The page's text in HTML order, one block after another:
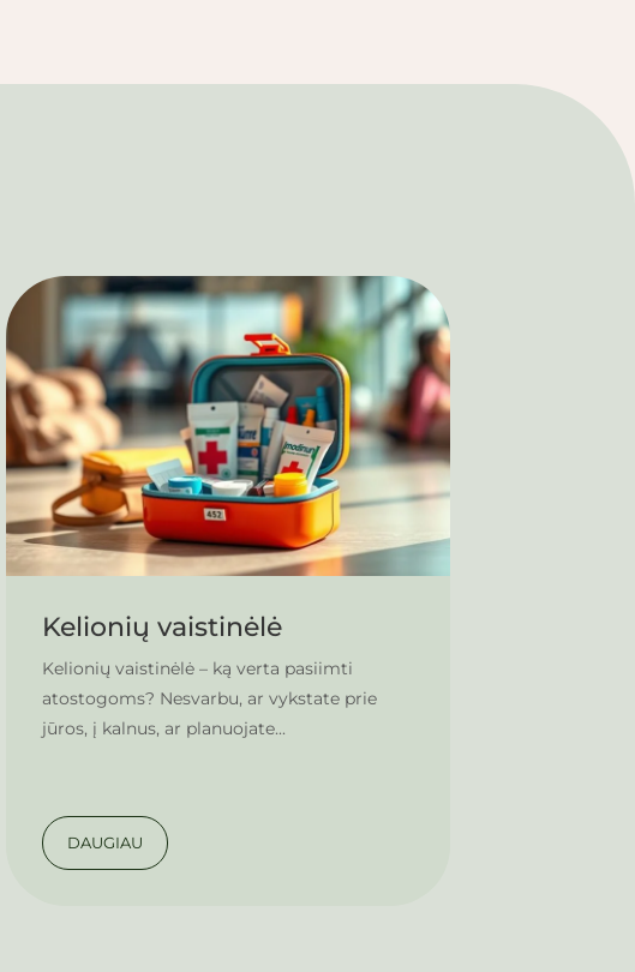
Kelionių vaistinėlė
Kelionių vaistinėlė – ką verta pasiimti
atostogoms? Nesvarbu, ar vykstate prie
jūros, į kalnus, ar planuojate...
DAUGIAU